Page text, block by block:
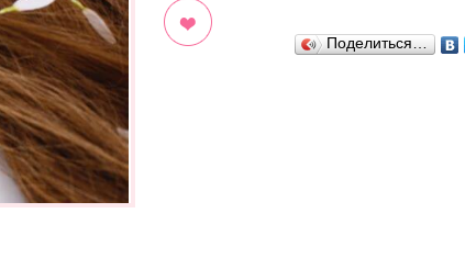
В закладки
Поделиться…